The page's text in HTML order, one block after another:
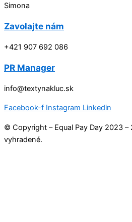
Simona
Zavolajte nám
+421 907 692 086
PR Manager
info@textynakluc.sk
Facebook-f Instagram Linkedin
© Copyright – Equal Pay Day 2023 –
vyhradené.